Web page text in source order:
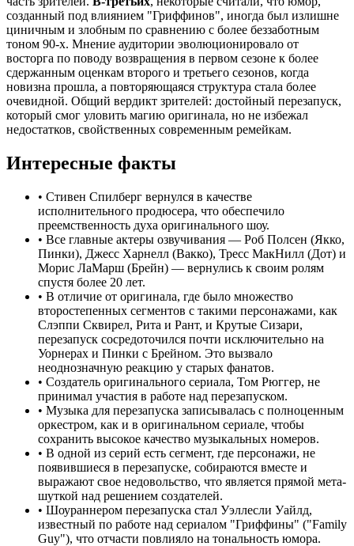
созданный под влиянием "Гриффинов", иногда был излишне
циничным и злобным по сравнению с более беззаботным
тоном 90-х. Мнение аудитории эволюционировало от
восторга по поводу возвращения в первом сезоне к более
сдержанным оценкам второго и третьего сезонов, когда
новизна прошла, а повторяющаяся структура стала более
очевидной. Общий вердикт зрителей: достойный перезапуск,
который смог уловить магию оригинала, но не избежал
недостатков, свойственных современным ремейкам.
Интересные факты
• Стивен Спилберг вернулся в качестве
исполнительного продюсера, что обеспечило
преемственность духа оригинального шоу.
• Все главные актеры озвучивания — Роб Полсен (Якко,
Пинки), Джесс Харнелл (Вакко), Тресс МакНилл (Дот) и
Морис ЛаМарш (Брейн) — вернулись к своим ролям
спустя более 20 лет.
• В отличие от оригинала, где было множество
второстепенных сегментов с такими персонажами, как
Слэппи Сквирел, Рита и Рант, и Крутые Сизари,
перезапуск сосредоточился почти исключительно на
Уорнерах и Пинки с Брейном. Это вызвало
неоднозначную реакцию у старых фанатов.
• Создатель оригинального сериала, Том Рюггер, не
принимал участия в работе над перезапуском.
• Музыка для перезапуска записывалась с полноценным
оркестром, как и в оригинальном сериале, чтобы
сохранить высокое качество музыкальных номеров.
• В одной из серий есть сегмент, где персонажи, не
появившиеся в перезапуске, собираются вместе и
выражают свое недовольство, что является прямой мета-
шуткой над решением создателей.
• Шоураннером перезапуска стал Уэллесли Уайлд,
известный по работе над сериалом "Гриффины" ("Family
Guy"), что отчасти повлияло на тональность юмора.